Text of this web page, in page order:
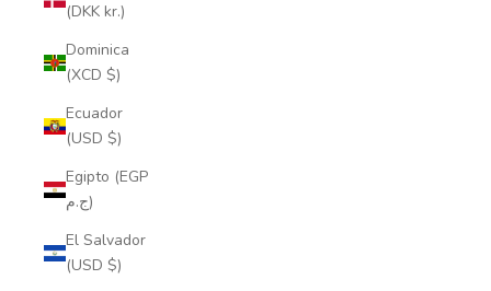
(DKK kr.)
Dominica
(XCD $)
Ecuador
(USD $)
Egipto (EGP
ج.م)
El Salvador
(USD $)